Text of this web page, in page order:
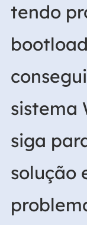
tendo
sistema
siga
solução